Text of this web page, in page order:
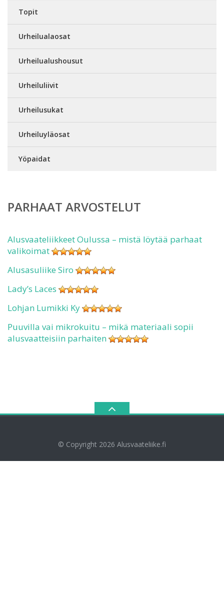
Topit
Urheilualaosat
Urheilualushousut
Urheiluliivit
Urheilusukat
Urheiluyläosat
Yöpaidat
PARHAAT ARVOSTELUT
Alusvaateliikkeet Oulussa – mistä löytää parhaat
valikoimat
Alusasuliike Siro
Lady’s Laces
Lohjan Lumikki Ky
Puuvilla vai mikrokuitu – mikä materiaali sopii
alusvaatteisiin parhaiten
© Copyright 2026 Alusvaateliike.fi